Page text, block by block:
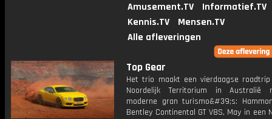
Amusement.TV
Informatief.TV
Kennis.TV
Mensen.TV
Alle afleveringen
Top Gear
Het trio maakt een vierdaagse
Noordelijk Territorium in Australië
moderne gran turismo&#39;s:
Bentley Continental GT V8S, May in een